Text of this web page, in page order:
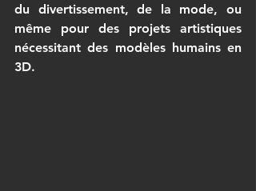
du divertissement, de la mode, ou
même pour des projets artistiques
nécessitant des modèles humains en
3D.